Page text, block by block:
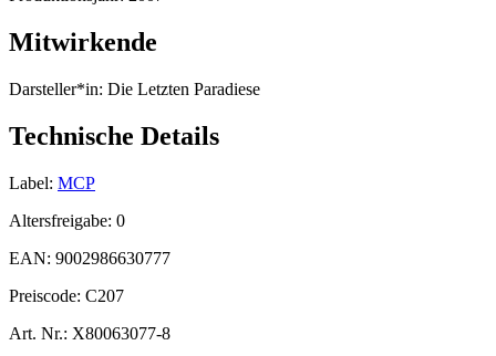
Mitwirkende
Darsteller*in: Die Letzten Paradiese
Technische Details
Label: MCP
Altersfreigabe: 0
EAN: 9002986630777
Preiscode: C207
Art. Nr.: X80063077-8